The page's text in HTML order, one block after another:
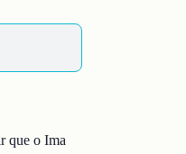
que o Ima